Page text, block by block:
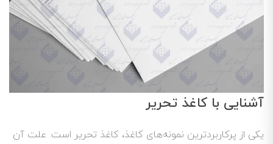
آشنایی با کاغذ تحریر
یکی از پرکاربردترین نمونه‌های کاغذ، کاغذ تحریر است. علت آن